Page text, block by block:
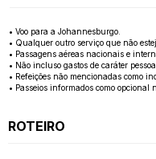
• Voo para a Johannesburgo.
• Qualquer outro serviço que não
• Passagens aéreas nacionais e
• Não incluso gastos de caráter
• Refeições não mencionadas como
• Passeios informados como opcional
ROTEIRO